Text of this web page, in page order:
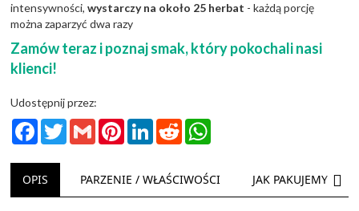
intensywności,wystarczy na około 25 herbat - każdą porcję
można zaparzyć dwa razy
Zamów teraz i poznaj smak, który pokochali nasi
klienci!
Udostępnij przez:
FacebookTwitterGmail PinterestLinkedInReddit
OPIS PARZENIE / WŁAŚCIWOŚCI JAK PAKUJEMY